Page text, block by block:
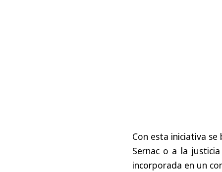
Con esta iniciativa
Sernac o a la
incorporada en un